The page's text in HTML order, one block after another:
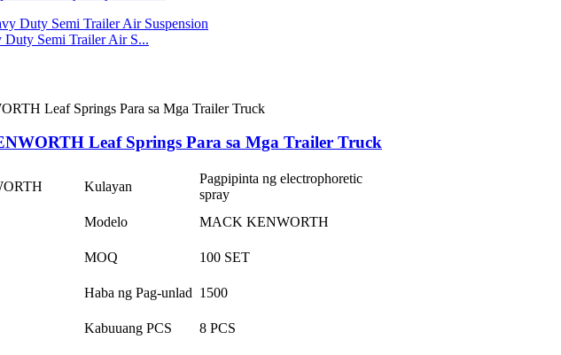
Duty Semi Trailer Air S...
Leaf Springs Para sa Mga Trailer Truck
Kulayan
Pagpipinta ng electrophoretic
spray
Modelo MACK KENWORTH
MOQ 100 SET
Haba ng Pag-unlad 1500
Kabuuang PCS 8 PCS